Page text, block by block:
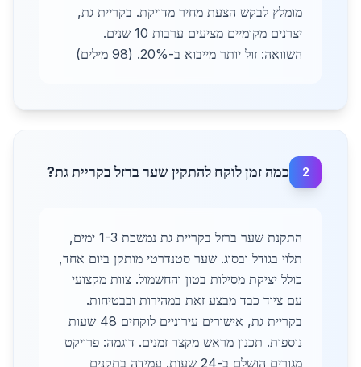
מומלץ לבקש הצעת מחיר מדויקת. בקריית גת,
יצרנים מקומיים מציעים ערבות 10 שנים.
השוואה: זול יותר מייבוא ב-20%. (98 מילים)
2 כמה זמן לוקח להתקין שער ברזל בקריית גת?
התקנת שער ברזל בקריית גת נמשכת 1-3 ימים,
תלוי בגודל ובסוג. שער סטנדרטי מותקן ביום אחד,
כולל יציקת מסילות בטון והחשמול. צוות מקצועי
עם ציוד כבד מבצע זאת במהירות ובבטיחות.
בקריית גת, אישורים עירוניים לוקחים 48 שעות
נוספות. תכנון מראש מקצר זמנים. דוגמה: פרויקט
מגורים הושלם ב-24 שעות. עמידה בתקנים